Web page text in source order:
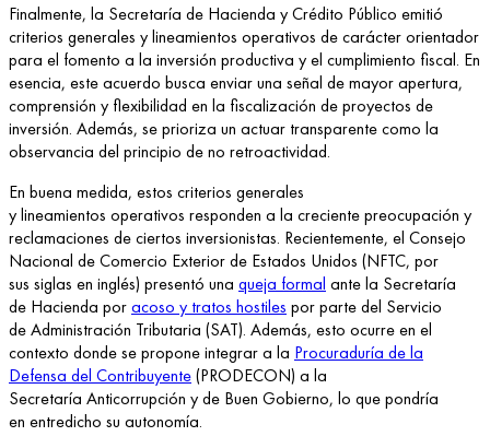
Finalmente, la Secretaría de Hacienda y Crédito Público emitió
criterios generales y lineamientos operativos de carácter orientador
para el fomento a la inversión productiva y el cumplimiento fiscal. En
esencia, este acuerdo busca enviar una señal de mayor apertura,
comprensión y flexibilidad en la fiscalización de proyectos de
inversión. Además, se prioriza un actuar transparente como la
observancia del principio de no retroactividad.
En buena medida, estos criterios generales
y lineamientos operativos responden a la creciente preocupación y
reclamaciones de ciertos inversionistas. Recientemente, el Consejo
Nacional de Comercio Exterior de Estados Unidos (NFTC, por
sus siglas en inglés) presentó una queja formal ante la Secretaría
de Hacienda poracoso y tratos hostiles por parte del Servicio
de Administración Tributaria (SAT). Además, esto ocurre en el
contexto donde se propone integrar a la Procuraduría de la
Defensa del Contribuyente(PRODECON) a la
Secretaría Anticorrupción y de Buen Gobierno, lo que pondría
en entredicho su autonomía.